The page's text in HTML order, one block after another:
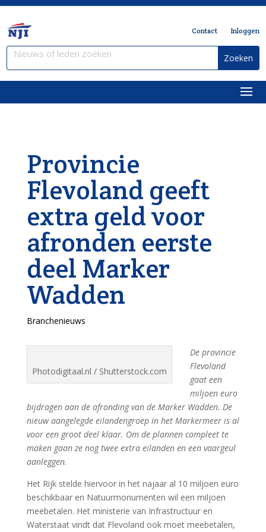
Contact Inloggen
Provincie
Flevoland geeft
extra geld voor
afronden eerste
deel Marker
Wadden
Branchenieuws
Photodigitaal.nl / Shutterstock.com
De provincie
Flevoland
gaat een
miljoen euro
bijdragen aan de afronding van de Marker Wadden. De
nieuw aangelegde eilandengroep in het Markermeer is al
voor een groot deel klaar. Om de plannen compleet te
maken gaan ze nog twee extra eilanden en een vaargeul
aanleggen.
Het Rijk stelde hiervoor in het najaar al 10 miljoen euro
beschikbaar en Natuurmonumenten wil een miljoen
meebetalen. Het ministerie van Infrastructuur en
Waterstaat vindt dat Flevoland ook moet meebetalen,